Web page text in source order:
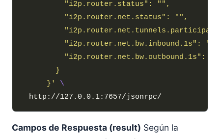
      }'
Campos de Respuesta (result) Según la